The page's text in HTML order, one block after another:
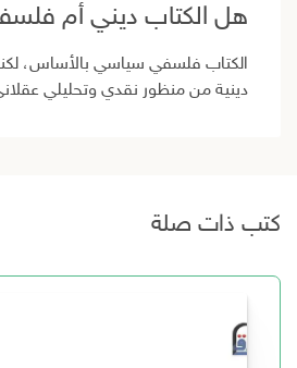
هل الكتاب ديني أم
الكتاب فلسفي سياسي بالأساس،
دينية من منظور نقدي وتحليلي
كتب ذات صلة